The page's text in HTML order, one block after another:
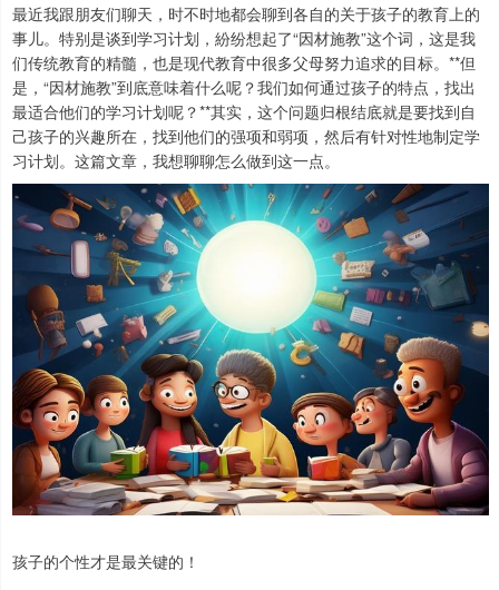
最近我跟朋友们聊天，时不时地都会聊到各自的关于孩子的教育上的
事儿。特别是谈到学习计划，紛纷想起了“因材施教”这个词，这是我
们传统教育的精髓，也是现代教育中很多父母努力追求的目标。**但
是，“因材施教”到底意味着什么呢？我们如何通过孩子的特点，找出
最适合他们的学习计划呢？**其实，这个问题归根结底就是要找到自
己孩子的兴趣所在，找到他们的强项和弱项，然后有针对性地制定学
习计划。这篇文章，我想聊聊怎么做到这一点。
孩子的个性才是最关键的！